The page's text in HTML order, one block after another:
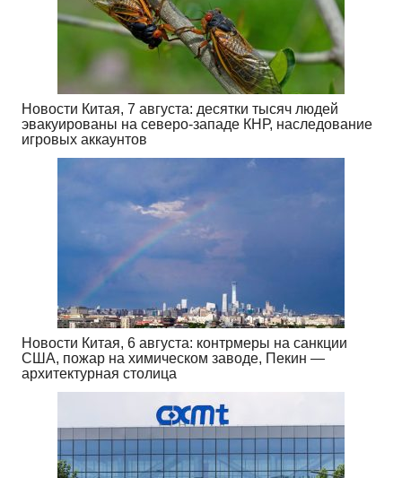
Новости Китая, 7 августа: десятки тысяч людей
эвакуированы на северо-западе КНР, наследование
игровых аккаунтов
Новости Китая, 6 августа: контрмеры на санкции
США, пожар на химическом заводе, Пекин —
архитектурная столица